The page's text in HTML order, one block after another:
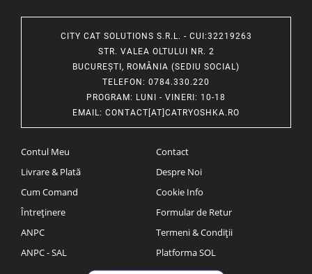
CITY CAT SOLUTIONS S.R.L. - CUI:32219263
STR. VALEA OLTULUI NR. 2
BUCUREȘTI, ROMÂNIA (SEDIU SOCIAL)
TELEFON : 0784.330.220
PROGRAM: LUNI - VINERI: 10-18
EMAIL: CONTACT[AT]CATRYOSHKA.RO
Contul Meu
Livrare & Plată
Cum Comand
Întreținere
ANPC
ANPC - SAL
Contact
Despre Noi
Cookie Info
Formular de Retur
Termeni & Condiții
Platforma SOL